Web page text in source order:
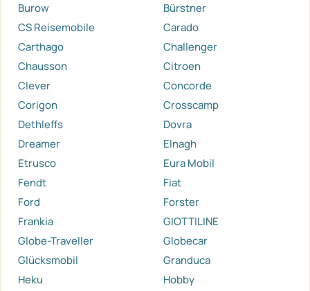
Burow
Bürstner
CS Reisemobile
Carado
Carthago
Challenger
Chausson
Citroen
Clever
Concorde
Corigon
Crosscamp
Dethleffs
Dovra
Dreamer
Elnagh
Etrusco
Eura Mobil
Fendt
Fiat
Ford
Forster
Frankia
GIOTTILINE
Globe-Traveller
Globecar
Glücksmobil
Granduca
Heku
Hobby